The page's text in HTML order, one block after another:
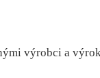
výrobci a